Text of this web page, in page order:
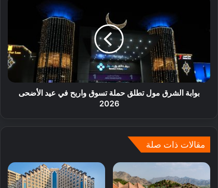
بوابة الشرق مول تطلق حملة تسوق واربح في عيد الأضحى
2026
مقالات ذات صلة